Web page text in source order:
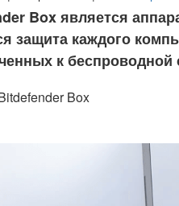
Box является
защита каждого
к беспроводной